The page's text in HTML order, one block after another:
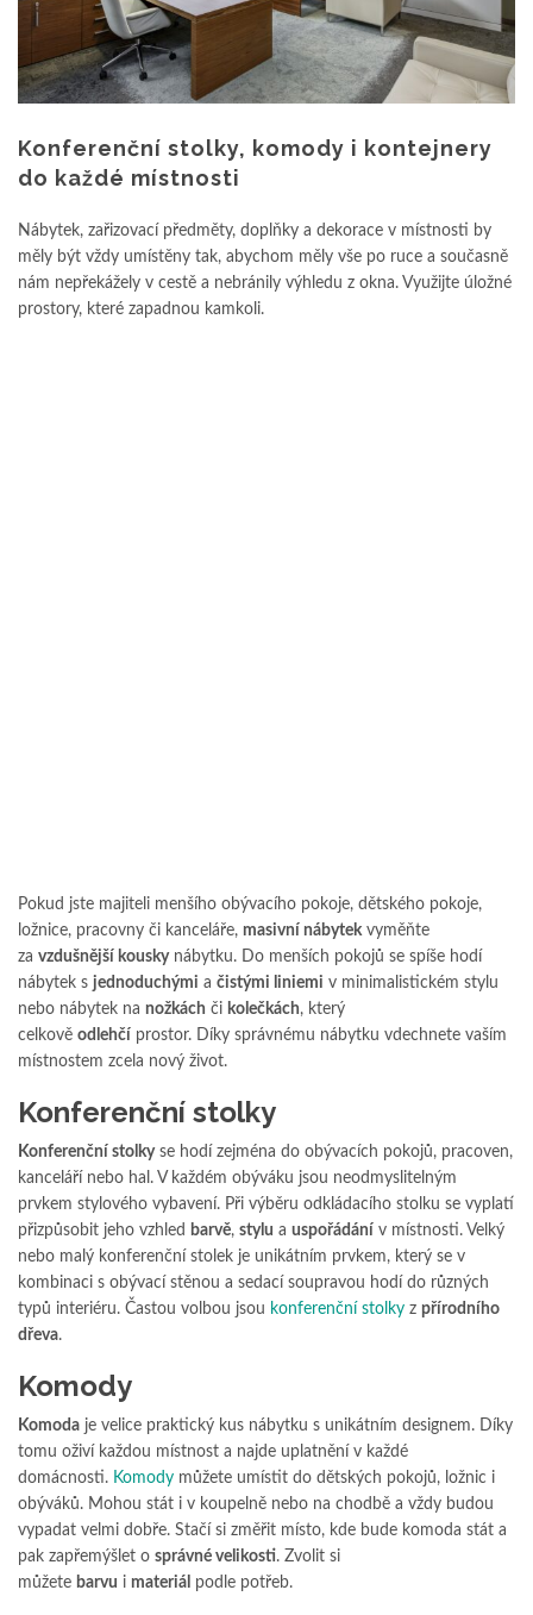
Konferenční stolky, komody i kontejnery
do každé místnosti
Nábytek, zařizovací předměty, doplňky a dekorace v místnosti by
měly být vždy umístěny tak, abychom měly vše po ruce a současně
nám nepřekážely v cestě a nebránily výhledu z okna. Využijte úložné
prostory, které zapadnou kamkoli.
Pokud jste majiteli menšího obývacího pokoje, dětského pokoje,
ložnice, pracovny či kanceláře, masivní nábytekvyměňte
za vzdušnější kouskynábytku. Do menších pokojů se spíše hodí
nábytek s jednoduchými a čistými liniemi v minimalistickém stylu
nebo nábytek na nožkách či kolečkách, který
celkově odlehčí prostor. Díky správnému nábytku vdechnete vaším
místnostem zcela nový život.
Konferenční stolky
Konferenční stolkyse hodí zejména do obývacích pokojů, pracoven,
kanceláří nebo hal. V každém obýváku jsou neodmyslitelným
prvkem stylového vybavení. Při výběru odkládacího stolku se vyplatí
přizpůsobit jeho vzhled barvě, stylu a uspořádání v místnosti. Velký
nebo malý konferenční stolek je unikátním prvkem, který se v
kombinaci s obývací stěnou a sedací soupravou hodí do různých
typů interiéru. Častou volbou jsou konferenční stolky z přírodního
dřeva.
Komody
Komoda je velice praktický kus nábytku s unikátním designem. Díky
tomu oživí každou místnost a najde uplatnění v každé
domácnosti. Komody můžete umístit do dětských pokojů, ložnic i
obýváků. Mohou stát i v koupelně nebo na chodbě a vždy budou
vypadat velmi dobře. Stačí si změřit místo, kde bude komoda stát a
pak zapřemýšlet o správné velikosti. Zvolit si
můžete barvu i materiál podle potřeb.